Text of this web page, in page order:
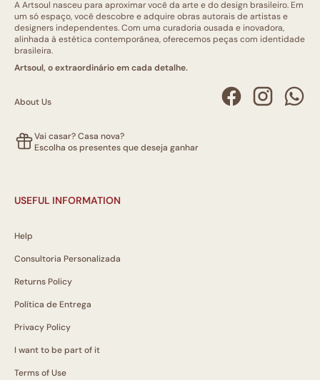
A Artsoul nasceu para aproximar você da arte e do design brasileiro. Em
um só espaço, você descobre e adquire obras autorais de artistas e
designers independentes. Com uma curadoria ousada e inovadora,
alinhada à estética contemporânea, oferecemos peças com identidade
brasileira.
Artsoul, o extraordinário em cada detalhe.
About Us
Vai casar? Casa nova?
Escolha os presentes que deseja ganhar
USEFUL INFORMATION
Help
Consultoria Personalizada
Returns Policy
Política de Entrega
Privacy Policy
I want to be part of it
Terms of Use